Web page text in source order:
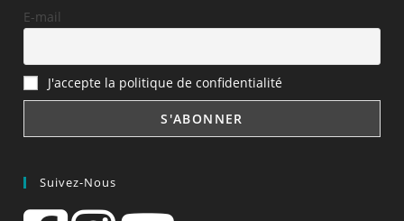
E-mail
J'accepte la politique de confidentialité
Suivez-Nous